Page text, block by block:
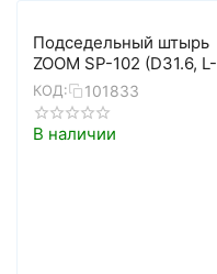
Подседельный штырь
ZOOM SP-102 (D31.6, L-
400, чёрный)
КОД: 101833
В наличии